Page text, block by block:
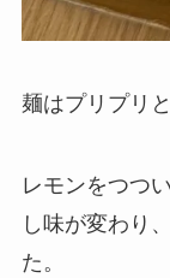
麺はプリプリ
レモンをつつ
し味が変わり
た。